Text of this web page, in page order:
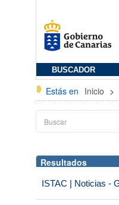
BUSCADOR
Estás en Inicio >
Resultados
ISTAC | Noticias -